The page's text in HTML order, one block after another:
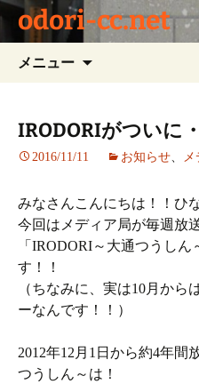
odori-cc.net
メニュー
ツ
キ
ッ
プ
IRODORIがついに
2016/11/11 お知らせ、 メ
みなさんこんにちは！！ひ
今回はメディア局が毎週放
「IRODORI～大通つうし
す！！
（ちなみに、実は10月から
ーなんです！！）
2012年12月1日から約4年間
つうしん～は！